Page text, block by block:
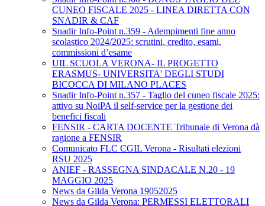
CUNEO FISCALE 2025 - LINEA DIRETTA CON
SNADIR & CAF
Snadir Info-Point n.359 - Adempimenti fine anno
scolastico 2024/2025: scrutini, credito, esami,
commissioni d’esame
UIL SCUOLA VERONA- IL PROGETTO
ERASMUS- UNIVERSITA' DEGLI STUDI
BICOCCA DI MILANO PLACES
Snadir Info-Point n.357 - Taglio del cuneo fiscale 2025:
attivo su NoiPA il self-service per la gestione dei
benefici fiscali
FENSIR - CARTA DOCENTE Tribunale di Verona dà
ragione a FENSIR
Comunicato FLC CGIL Verona - Risultati elezioni
RSU 2025
ANIEF - RASSEGNA SINDACALE N.20 - 19
MAGGIO 2025
News da Gilda Verona 19052025
News da Gilda Verona: PERMESSI ELETTORALI